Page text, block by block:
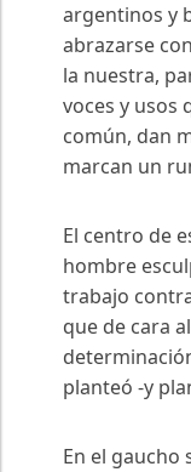
argentinos y
abrazarse
la nuestra,
voces y usos
común, dan
marcan un
El centro de
hombre
trabajo
que de cara
planteó -y
En el gaucho